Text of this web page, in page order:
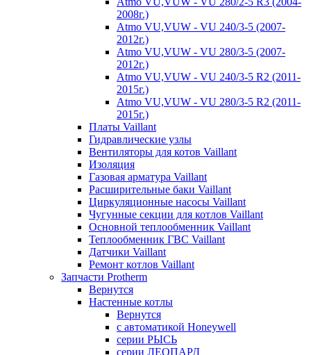
2008г.)
Atmo VU,VUW - VU 240/3-5 (2007-
2012г.)
Atmo VU,VUW - VU 280/3-5 (2007-
2012г.)
Atmo VU,VUW - VU 240/3-5 R2 (2011-
2015г.)
Atmo VU,VUW - VU 280/3-5 R2 (2011-
2015г.)
Платы Vaillant
Гидравлические узлы
Вентиляторы для котов Vaillant
Изоляция
Газовая арматура Vaillant
Расширительные баки Vaillant
Циркуляционные насосы Vaillant
Чугунные секции для котлов Vaillant
Основной теплообменник Vaillant
Теплообменник ГВС Vaillant
Датчики Vaillant
Ремонт котлов Vaillant
Запчасти Protherm
Вернутся
Настенные котлы
Вернутся
с автоматикой Honeywell
серии РЫСЬ
серии ЛЕОПАРД